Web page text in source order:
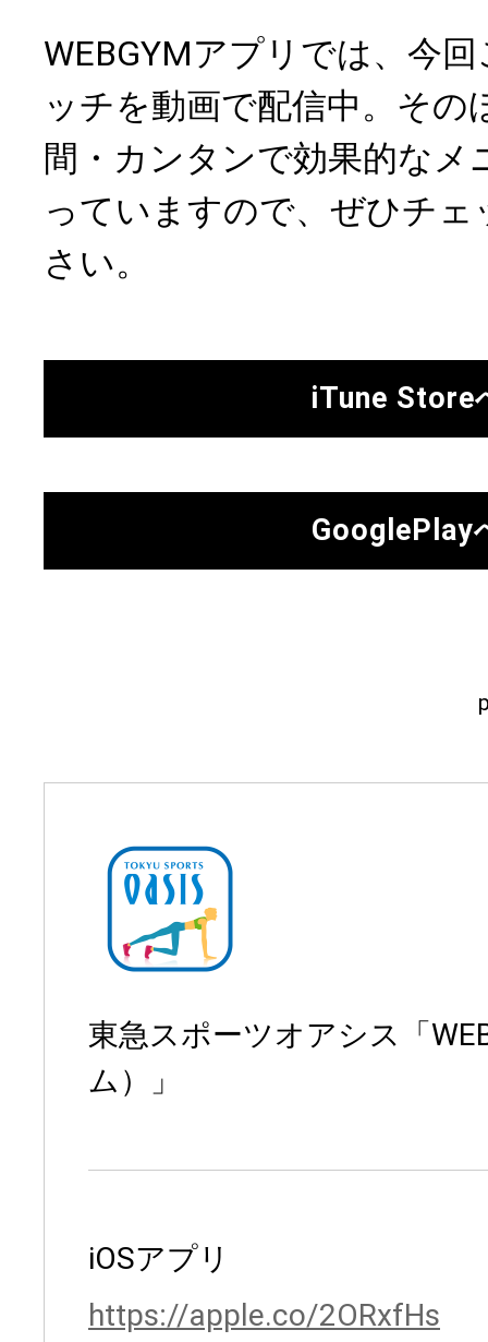
WEBGYMアプリでは、今
ッチを動画で配信中。その
間・カンタンで効果的なメ
っていますので、ぜひチ
さい。
iTune Store
GooglePlay
東急スポーツオアシス「
ム）」
iOSアプリ
https://apple.co/2ORxfHs